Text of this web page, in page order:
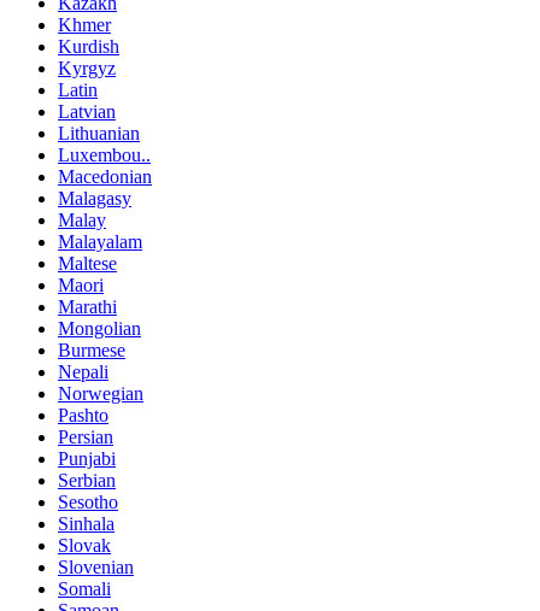
Khmer
Kurdish
Kyrgyz
Latin
Latvian
Lithuanian
Luxembou..
Macedonian
Malagasy
Malay
Malayalam
Maltese
Maori
Marathi
Mongolian
Burmese
Nepali
Norwegian
Pashto
Persian
Punjabi
Serbian
Sesotho
Sinhala
Slovak
Slovenian
Somali